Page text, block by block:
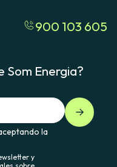
900 103 605
Som Energia?
la
y